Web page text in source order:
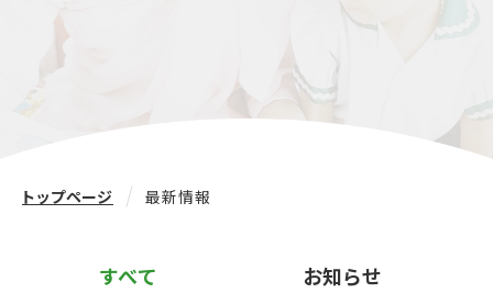
トップページ 最新情報
すべて
お知らせ